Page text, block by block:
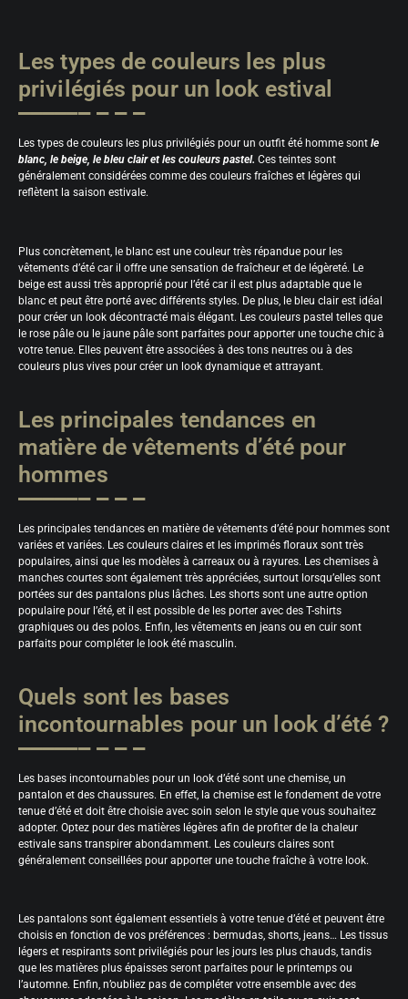
Les types de couleurs les plus
privilégiés pour un look estival
Les types de couleurs les plus privilégiés pour un outfit été homme sont le
blanc, le beige, le bleu clair et les couleurs pastel. Ces teintes sont
généralement considérées comme des couleurs fraîches et légères qui
reflètent la saison estivale.
Plus concrètement, le blanc est une couleur très répandue pour les
vêtements d’été car il offre une sensation de fraîcheur et de légèreté. Le
beige est aussi très approprié pour l’été car il est plus adaptable que le
blanc et peut être porté avec différents styles. De plus, le bleu clair est idéal
pour créer un look décontracté mais élégant. Les couleurs pastel telles que
le rose pâle ou le jaune pâle sont parfaites pour apporter une touche chic à
votre tenue. Elles peuvent être associées à des tons neutres ou à des
couleurs plus vives pour créer un look dynamique et attrayant.
Les principales tendances en
matière de vêtements d’été pour
hommes
Les principales tendances en matière de vêtements d’été pour hommes sont
variées et variées. Les couleurs claires et les imprimés floraux sont très
populaires, ainsi que les modèles à carreaux ou à rayures. Les chemises à
manches courtes sont également très appréciées, surtout lorsqu’elles sont
portées sur des pantalons plus lâches. Les shorts sont une autre option
populaire pour l’été, et il est possible de les porter avec des T-shirts
graphiques ou des polos. Enfin, les vêtements en jeans ou en cuir sont
parfaits pour compléter le look été masculin.
Quels sont les bases
incontournables pour un look d’été ?
Les bases incontournables pour un look d’été sont une chemise, un
pantalon et des chaussures. En effet, la chemise est le fondement de votre
tenue d’été et doit être choisie avec soin selon le style que vous souhaitez
adopter. Optez pour des matières légères afin de profiter de la chaleur
estivale sans transpirer abondamment. Les couleurs claires sont
généralement conseillées pour apporter une touche fraîche à votre look.
Les pantalons sont également essentiels à votre tenue d’été et peuvent être
choisis en fonction de vos préférences : bermudas, shorts, jeans… Les tissus
légers et respirants sont privilégiés pour les jours les plus chauds, tandis
que les matières plus épaisses seront parfaites pour le printemps ou
l’automne. Enfin, n’oubliez pas de compléter votre ensemble avec des